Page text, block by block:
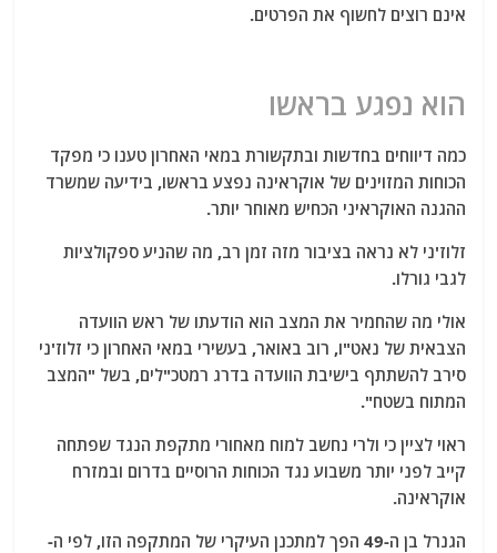
אינם רוצים לחשוף את הפרטים.
הוא נפגע בראשו
כמה דיווחים בחדשות ובתקשורת במאי האחרון טענו כי מפקד
הכוחות המזוינים של אוקראינה נפצע בראשו, בידיעה שמשרד
ההגנה האוקראיני הכחיש מאוחר יותר.
זלוז'ני לא נראה בציבור מזה זמן רב, מה שהניע ספקולציות
לגבי גורלו.
אולי מה שהחמיר את המצב הוא הודעתו של ראש הוועדה
הצבאית של נאט"ו, רוב באואר, בעשירי במאי האחרון כי זלוז'ני
סירב להשתתף בישיבת הוועדה בדרג רמטכ"לים, בשל "המצב
המתוח בשטח".
ראוי לציין כי ולרי נחשב למוח מאחורי מתקפת הנגד שפתחה
קייב לפני יותר משבוע נגד הכוחות הרוסיים בדרום ובמזרח
אוקראינה.
הגנרל בן ה-49 הפך למתכנן העיקרי של המתקפה הזו, לפי ה-